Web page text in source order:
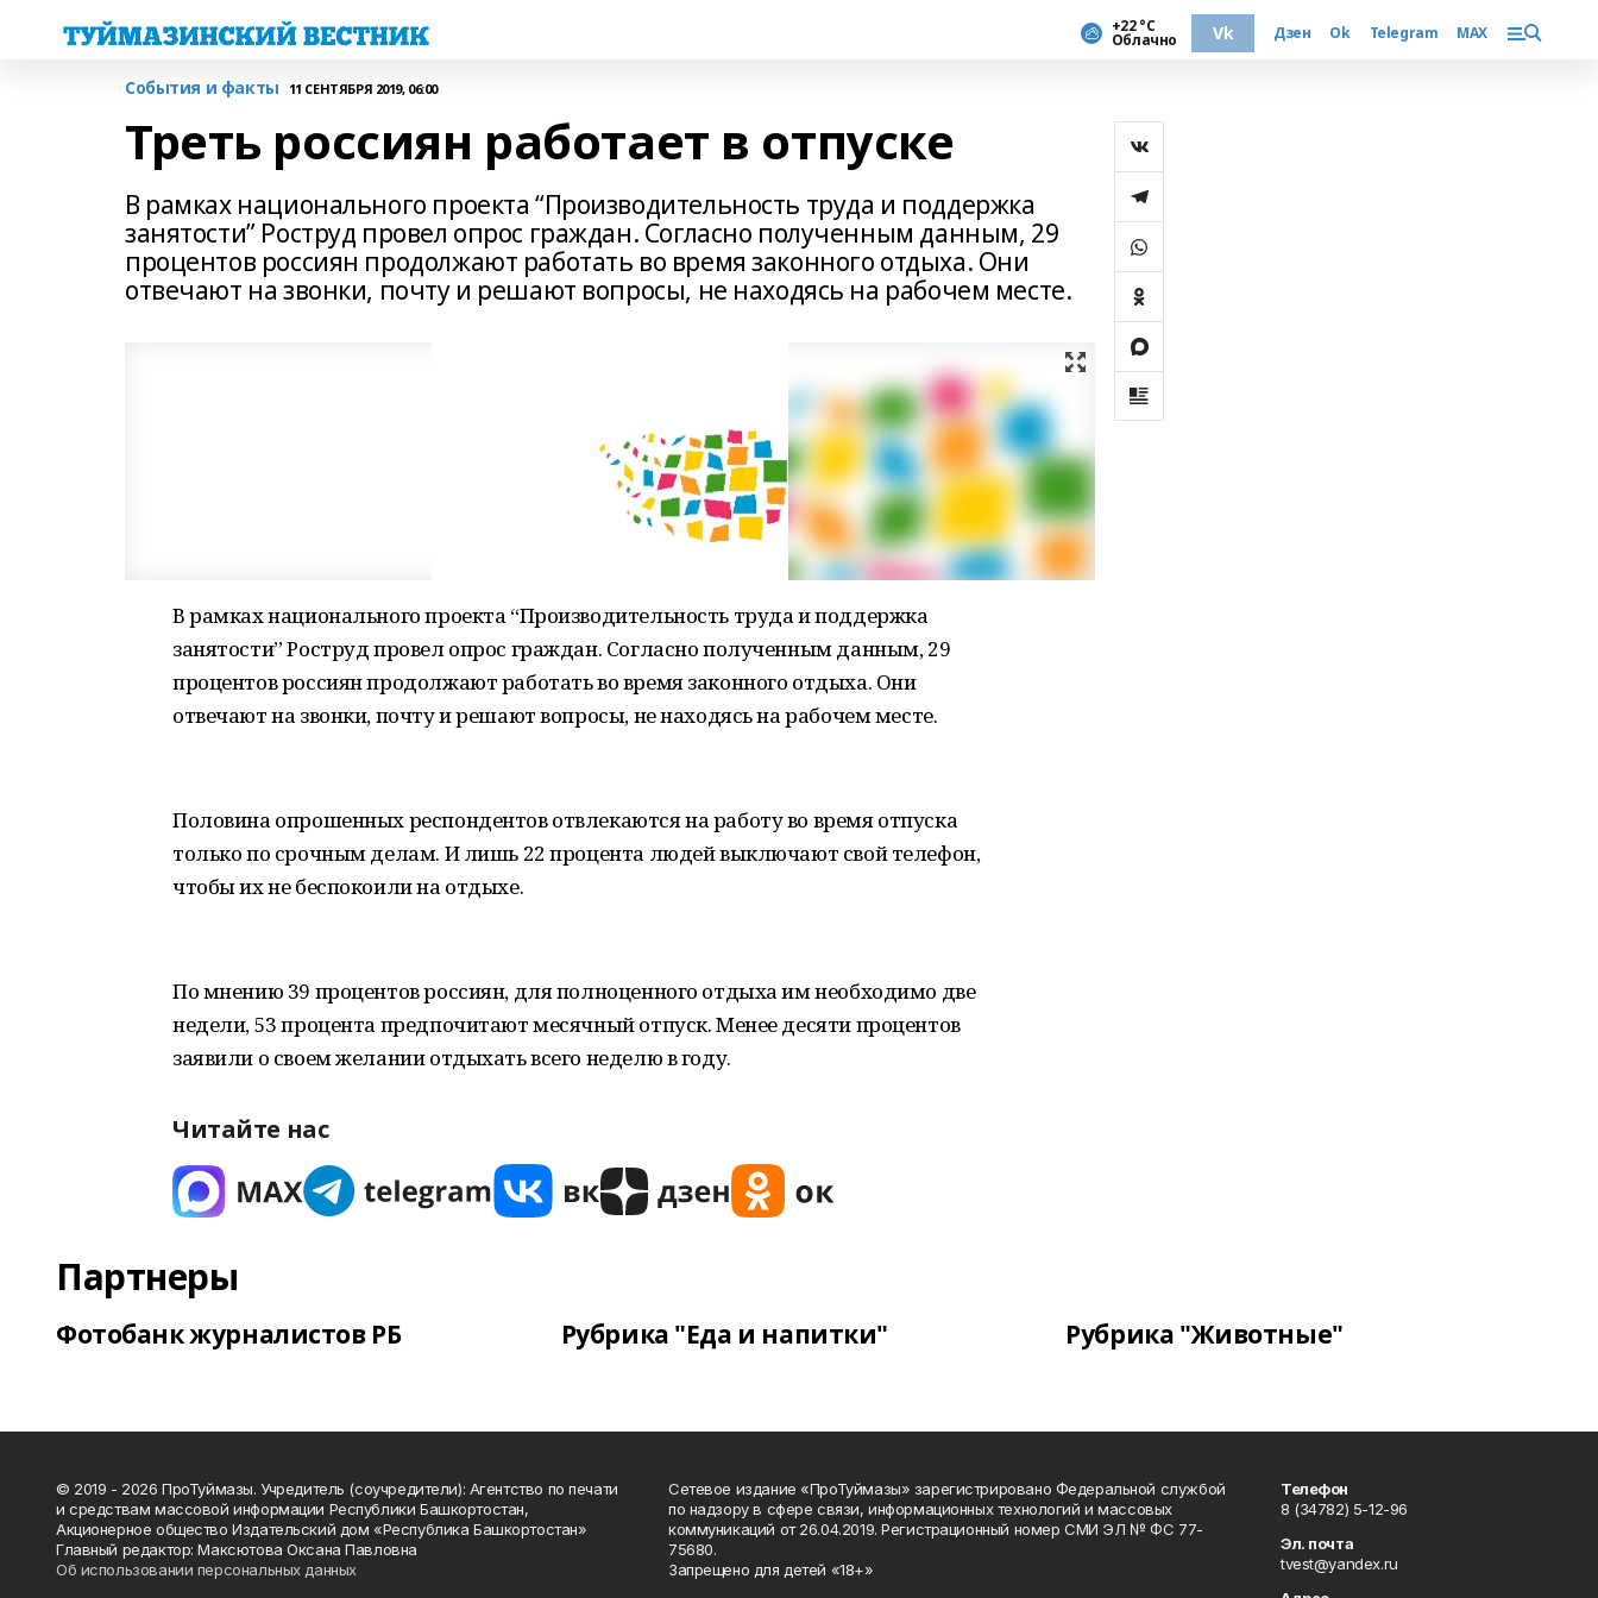
+22 °С
Облачно Vk Дзен Ok Telegram MAX
События и факты 11 СЕНТЯБРЯ 2019, 06:00
Треть россиян работает в отпуске
В рамках национального проекта “Производительность труда и поддержка
занятости” Роструд провел опрос граждан. Согласно полученным данным, 29
процентов россиян продолжают работать во время законного отдыха. Они
отвечают на звонки, почту и решают вопросы, не находясь на рабочем месте.
В рамках национального проекта “Производительность труда и поддержка
занятости” Роструд провел опрос граждан. Согласно полученным данным, 29
процентов россиян продолжают работать во время законного отдыха. Они
отвечают на звонки, почту и решают вопросы, не находясь на рабочем месте.
Половина опрошенных респондентов отвлекаются на работу во время отпуска
только по срочным делам. И лишь 22 процента людей выключают свой телефон,
чтобы их не беспокоили на отдыхе.
По мнению 39 процентов россиян, для полноценного отдыха им необходимо две
недели, 53 процента предпочитают месячный отпуск. Менее десяти процентов
заявили о своем желании отдыхать всего неделю в году.
Читайте нас
Партнеры
Фотобанк журналистов РБ Рубрика "Еда и напитки" Рубрика "Животные"
© 2019 - 2026 ПроТуймазы. Учредитель (соучредители): Агентство по печати
и средствам массовой информации Республики Башкортостан,
Акционерное общество Издательский дом «Республика Башкортостан»
Главный редактор: Максютова Оксана Павловна
Об использовании персональных данных
Сетевое издание «ПроТуймазы» зарегистрировано Федеральной службой
по надзору в сфере связи, информационных технологий и массовых
коммуникаций от 26.04.2019. Регистрационный номер СМИ ЭЛ № ФС 77-
75680.
Запрещено для детей «18+»
Телефон
8 (34782) 5-12-96
Эл. почта
tvest@yandex.ru